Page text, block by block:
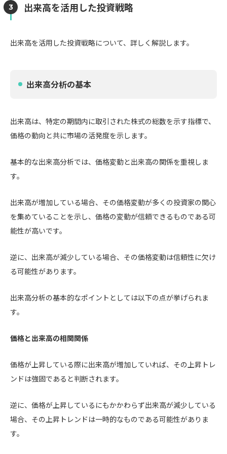
出来高を活用した投資戦略
出来高を活用した投資戦略について、詳しく解説します。
出来高分析の基本
出来高は、特定の期間内に取引された株式の総数を示す指標で、
価格の動向と共に市場の活発度を示します。
基本的な出来高分析では、価格変動と出来高の関係を重視しま
す。
出来高が増加している場合、その価格変動が多くの投資家の関心
を集めていることを示し、価格の変動が信頼できるものである可
能性が高いです。
逆に、出来高が減少している場合、その価格変動は信頼性に欠け
る可能性があります。
出来高分析の基本的なポイントとしては以下の点が挙げられま
す。
価格と出来高の相関関係
価格が上昇している際に出来高が増加していれば、その上昇トレ
ンドは強固であると判断されます。
逆に、価格が上昇しているにもかかわらず出来高が減少している
場合、その上昇トレンドは一時的なものである可能性がありま
す。